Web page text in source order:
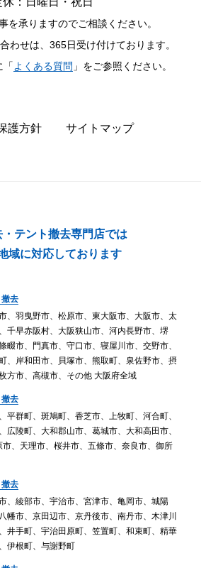
を承りますのでご相談ください。
わせは、365日受け付けております。
「よくある質問 」をご参照ください。
護方針 サイトマップ
・テント撤去専門店では
域に対応しております
去
、羽曳野市、松原市、東大阪市、大阪市、太
千早赤阪村、大阪狭山市、河内長野市、堺
畷市、門真市、守口市、寝屋川市、交野市、
、岸和田市、貝塚市、熊取町、泉佐野市、摂
方市、高槻市、その他 大阪府全域
去
平群町、斑鳩町、香芝市、上牧町、河合町、
広陵町、大和郡山市、葛城市、大和高田市、
、天理市、桜井市、五條市、奈良市、御所
去
、綾部市、宇治市、宮津市、亀岡市、城陽
幡市、京田辺市、京丹後市、南丹市、木津川
井手町、宇治田原町、笠置町、和束町、精華
伊根町、与謝野町